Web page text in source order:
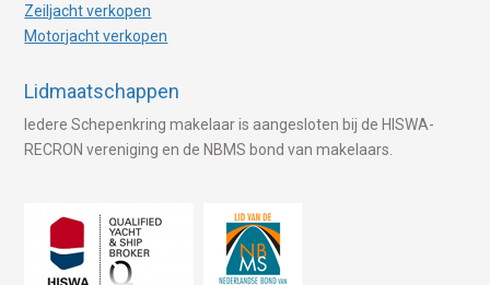
Zeiljacht verkopen
Motorjacht verkopen
Lidmaatschappen
Iedere Schepenkring makelaar is aangesloten bij de HISWA-
RECRON vereniging en de NBMS bond van makelaars.